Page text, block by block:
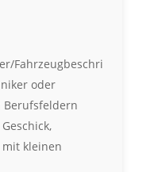
Fahrzeugbeschri
oder
kleinen